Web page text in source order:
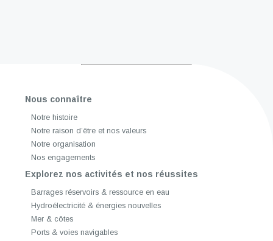
Nous connaître
Notre histoire
Notre raison d’être et nos valeurs
Notre organisation
Nos engagements
Explorez nos activités et nos réussites
Barrages réservoirs & ressource en eau
Hydroélectricité & énergies nouvelles
Mer & côtes
Ports & voies navigables